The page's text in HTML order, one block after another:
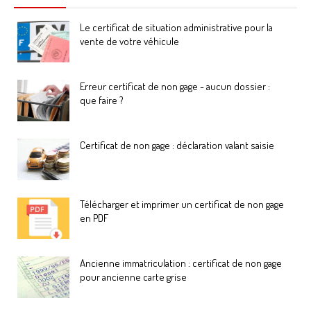
Le certificat de situation administrative pour la
vente de votre véhicule
Erreur certificat de non gage - aucun dossier :
que faire ?
Certificat de non gage : déclaration valant saisie
Télécharger et imprimer un certificat de non gage
en PDF
Ancienne immatriculation : certificat de non gage
pour ancienne carte grise